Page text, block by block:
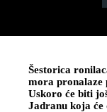
Šestorica
mora pronalaze
Uskoro će biti
Jadranu koja će